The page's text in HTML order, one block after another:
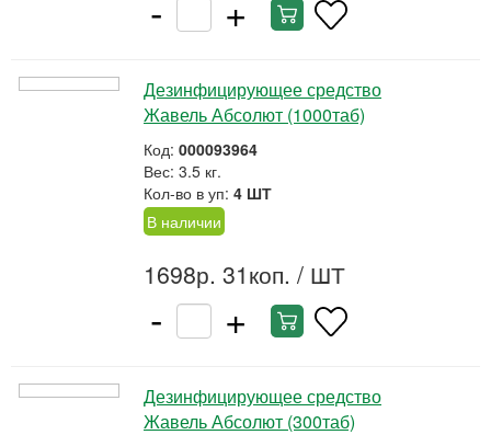
Дезинфицирующее средство
Жавель Абсолют (1000таб)
Код: 000093964
Вес: 3.5 кг.
Кол-во в уп: 4 ШТ
В наличии
1698р. 31коп. / ШТ
- +
Дезинфицирующее средство
Жавель Абсолют (300таб)